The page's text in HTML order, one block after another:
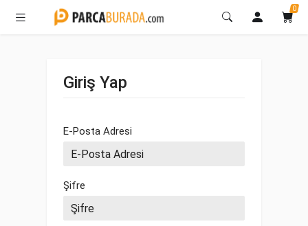
0
Giriş Yap
E-Posta Adresi
Şifre